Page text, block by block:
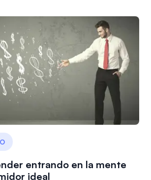
entrando en la mente
ideal